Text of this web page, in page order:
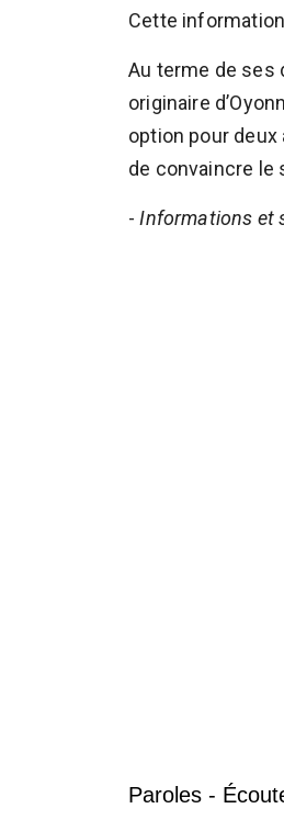
Cette
Au terme de ses
originaire
option pour
de convaincre le
-Informations et
Paroles -